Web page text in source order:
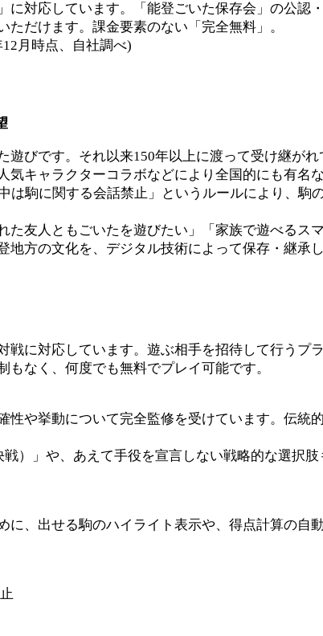
対応しています。「能登ごいた保存会」の公認
だけます。課金要素のない「完全無料」。
月時点、自社調べ)
遊びです。それ以来150年以上に渡って受け継が
キャラクターコラボなどにより全国的にも有名
駒に関する会話禁止」というルールにより、駒
友人ともごいたを遊びたい」「家族で遊べるス
方の文化を、デジタル技術によって保存・継承
に対応しています。遊ぶ相手を招待して行うプ
なく、何度でも無料でプレイ可能です。
や挙動について完全監修を受けています。伝統
）」や、あえて手役を宣言しない戦略的な選択
、出せる駒のハイライト表示や、得点計算の自